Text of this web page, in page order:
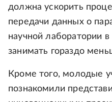
должна ускорить
передачи данных о
научной лаборатории
занимать гораздо
Кроме того, молодые
познакомили